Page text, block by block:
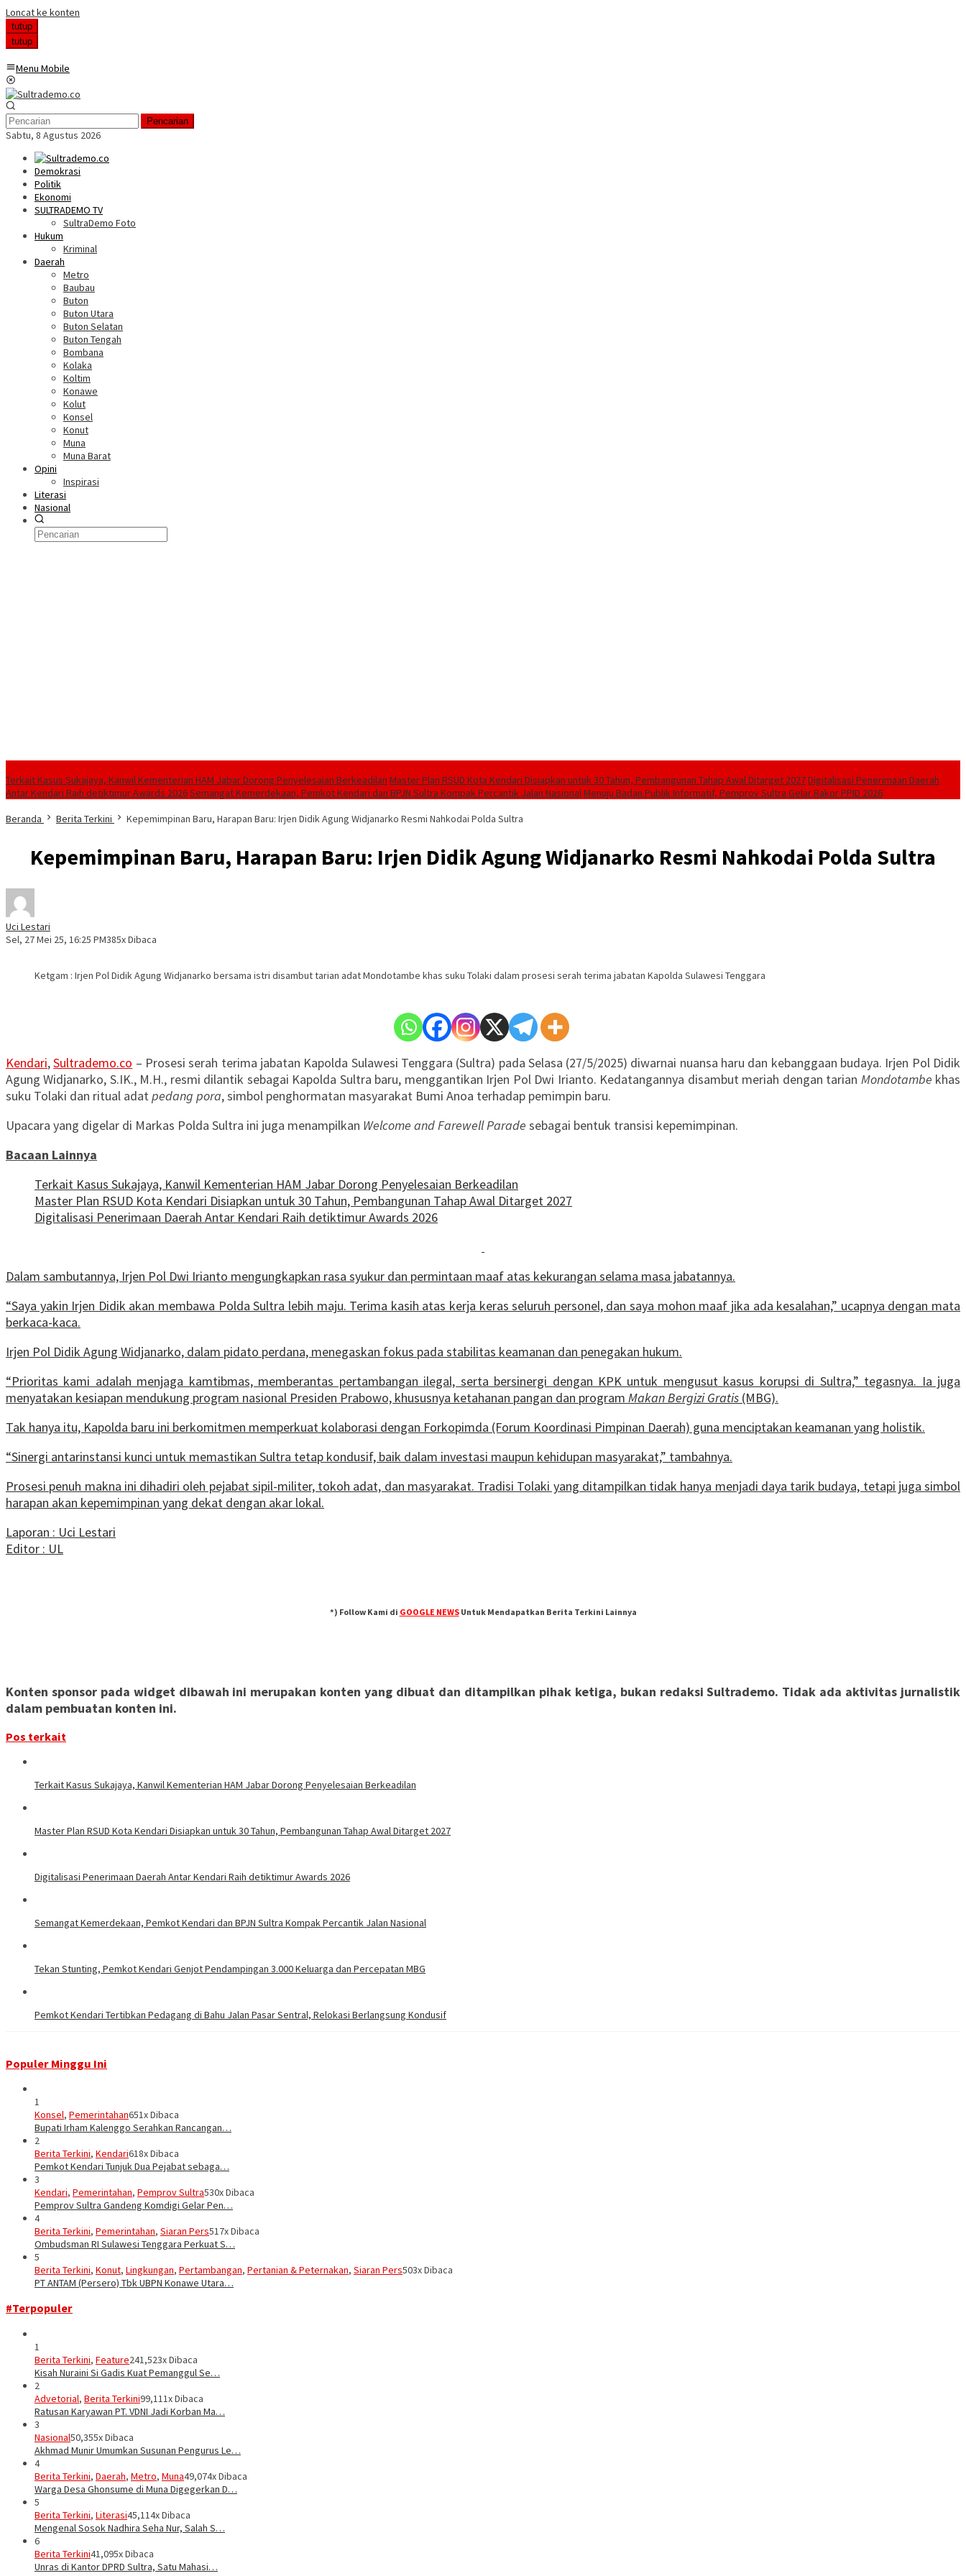
Loncat ke konten
tutup
tutup
Menu Mobile
Pencarian
Sabtu, 8 Agustus 2026
Demokrasi
Politik
Ekonomi
SULTRADEMO TV
SultraDemo Foto
Hukum
Kriminal
Daerah
Metro
Baubau
Buton
Buton Utara
Buton Selatan
Buton Tengah
Bombana
Kolaka
Koltim
Konawe
Kolut
Konsel
Konut
Muna
Muna Barat
Opini
Inspirasi
Literasi
Nasional
‎Terkait Kasus Sukajaya, Kanwil Kementerian HAM Jabar ‎Dorong Penyelesaian Berkeadilan Master Plan RSUD Kota Kendari Disiapkan untuk 30 Tahun, Pembangunan Tahap Awal Ditarget 2027Digitalisasi Penerimaan Daerah
Antar Kendari Raih detiktimur Awards 2026Semangat Kemerdekaan, Pemkot Kendari dan BPJN Sultra Kompak Percantik Jalan NasionalMenuju Badan Publik Informatif, Pemprov Sultra Gelar Rakor PPID 2026
Beranda
Berita Terkini Kepemimpinan Baru, Harapan Baru: Irjen Didik Agung Widjanarko Resmi Nahkodai Polda Sultra
Kepemimpinan Baru, Harapan Baru: Irjen Didik Agung Widjanarko Resmi Nahkodai Polda Sultra
Uci Lestari
Sel, 27 Mei 25, 16:25 PM385x Dibaca
Ketgam : Irjen Pol Didik Agung Widjanarko bersama istri disambut tarian adat Mondotambe khas suku Tolaki dalam prosesi serah terima jabatan Kapolda Sulawesi Tenggara
Kendari,Sultrademo.co – Prosesi serah terima jabatan Kapolda Sulawesi Tenggara (Sultra) pada Selasa (27/5/2025) diwarnai nuansa haru dan kebanggaan budaya. Irjen Pol Didik
Agung Widjanarko, S.IK., M.H., resmi dilantik sebagai Kapolda Sultra baru, menggantikan Irjen Pol Dwi Irianto. Kedatangannya disambut meriah dengan tarian Mondotambe khas
suku Tolaki dan ritual adatpedang pora, simbol penghormatan masyarakat Bumi Anoa terhadap pemimpin baru.
Upacara yang digelar di Markas Polda Sultra ini juga menampilkan Welcome and Farewell Parade sebagai bentuk transisi kepemimpinan.
Bacaan Lainnya
‎Terkait Kasus Sukajaya, Kanwil Kementerian HAM Jabar ‎Dorong Penyelesaian Berkeadilan
Master Plan RSUD Kota Kendari Disiapkan untuk 30 Tahun, Pembangunan Tahap Awal Ditarget 2027
Digitalisasi Penerimaan Daerah Antar Kendari Raih detiktimur Awards 2026
Dalam sambutannya, Irjen Pol Dwi Irianto mengungkapkan rasa syukur dan permintaan maaf atas kekurangan selama masa jabatannya.
“Saya yakin Irjen Didik akan membawa Polda Sultra lebih maju. Terima kasih atas kerja keras seluruh personel, dan saya mohon maaf jika ada kesalahan,” ucapnya dengan mata
berkaca-kaca.
Irjen Pol Didik Agung Widjanarko, dalam pidato perdana, menegaskan fokus pada stabilitas keamanan dan penegakan hukum.
“Prioritas kami adalah menjaga kamtibmas, memberantas pertambangan ilegal, serta bersinergi dengan KPK untuk mengusut kasus korupsi di Sultra,” tegasnya. Ia juga
menyatakan kesiapan mendukung program nasional Presiden Prabowo, khususnya ketahanan pangan dan program Makan Bergizi Gratis (MBG).
Tak hanya itu, Kapolda baru ini berkomitmen memperkuat kolaborasi dengan Forkopimda (Forum Koordinasi Pimpinan Daerah) guna menciptakan keamanan yang holistik.
“Sinergi antarinstansi kunci untuk memastikan Sultra tetap kondusif, baik dalam investasi maupun kehidupan masyarakat,” tambahnya.
Prosesi penuh makna ini dihadiri oleh pejabat sipil-militer, tokoh adat, dan masyarakat. Tradisi Tolaki yang ditampilkan tidak hanya menjadi daya tarik budaya, tetapi juga simbol
harapan akan kepemimpinan yang dekat dengan akar lokal.
Laporan : Uci Lestari
Editor : UL
*) Follow Kami di GOOGLE NEWSUntuk Mendapatkan Berita Terkini Lainnya
Konten sponsor pada widget dibawah ini merupakan konten yang dibuat dan ditampilkan pihak ketiga, bukan redaksi Sultrademo. Tidak ada aktivitas jurnalistik
dalam pembuatan konten ini.
Pos terkait
‎Terkait Kasus Sukajaya, Kanwil Kementerian HAM Jabar ‎Dorong Penyelesaian Berkeadilan
Master Plan RSUD Kota Kendari Disiapkan untuk 30 Tahun, Pembangunan Tahap Awal Ditarget 2027
Digitalisasi Penerimaan Daerah Antar Kendari Raih detiktimur Awards 2026
Semangat Kemerdekaan, Pemkot Kendari dan BPJN Sultra Kompak Percantik Jalan Nasional
Tekan Stunting, Pemkot Kendari Genjot Pendampingan 3.000 Keluarga dan Percepatan MBG
Pemkot Kendari Tertibkan Pedagang di Bahu Jalan Pasar Sentral, Relokasi Berlangsung Kondusif
Populer Minggu Ini
1
Konsel, Pemerintahan651x Dibaca
Bupati Irham Kalenggo Serahkan Rancangan…
2
Berita Terkini, Kendari618x Dibaca
Pemkot Kendari Tunjuk Dua Pejabat sebaga…
3
Kendari, Pemerintahan, Pemprov Sultra530x Dibaca
Pemprov Sultra Gandeng Komdigi Gelar Pen…
4
Berita Terkini, Pemerintahan, Siaran Pers517x Dibaca
Ombudsman RI Sulawesi Tenggara Perkuat S…
5
Berita Terkini, Konut, Lingkungan, Pertambangan, Pertanian & Peternakan, Siaran Pers503x Dibaca
PT ANTAM (Persero) Tbk UBPN Konawe Utara…
#Terpopuler
1
Berita Terkini, Feature241,523x Dibaca
Kisah Nuraini Si Gadis Kuat Pemanggul Se…
2
Advetorial, Berita Terkini99,111x Dibaca
Ratusan Karyawan PT. VDNI Jadi Korban Ma…
3
Nasional50,355x Dibaca
Akhmad Munir Umumkan Susunan Pengurus Le…
4
Berita Terkini, Daerah, Metro, Muna49,074x Dibaca
Warga Desa Ghonsume di Muna Digegerkan D…
5
Berita Terkini, Literasi45,114x Dibaca
Mengenal Sosok Nadhira Seha Nur, Salah S…
6
Berita Terkini41,095x Dibaca
Unras di Kantor DPRD Sultra, Satu Mahasi…